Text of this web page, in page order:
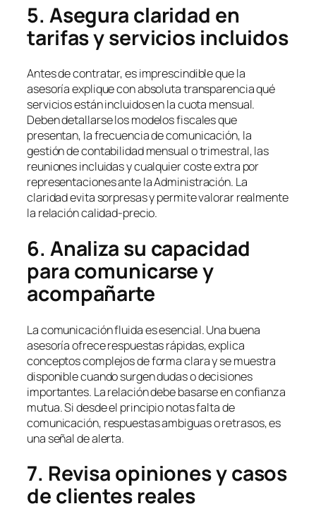
5. Asegura claridad en
tarifas y servicios incluidos
Antes de contratar, es imprescindible que la
asesoría explique con absoluta transparencia qué
servicios están incluidos en la cuota mensual.
Deben detallarse los modelos fiscales que
presentan, la frecuencia de comunicación, la
gestión de contabilidad mensual o trimestral, las
reuniones incluidas y cualquier coste extra por
representaciones ante la Administración. La
claridad evita sorpresas y permite valorar realmente
la relación calidad-precio.
6. Analiza su capacidad
para comunicarse y
acompañarte
La comunicación fluida es esencial. Una buena
asesoría ofrece respuestas rápidas, explica
conceptos complejos de forma clara y se muestra
disponible cuando surgen dudas o decisiones
importantes. La relación debe basarse en confianza
mutua. Si desde el principio notas falta de
comunicación, respuestas ambiguas o retrasos, es
una señal de alerta.
7. Revisa opiniones y casos
de clientes reales